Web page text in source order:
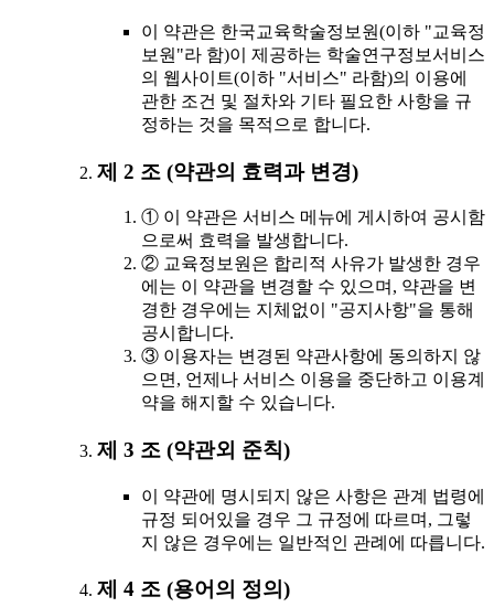
이 약관은 한국교육학술정보원(이하 "교육정
보원"라 함)이 제공하는 학술연구정보서비스
의 웹사이트(이하 "서비스" 라함)의 이용에
관한 조건 및 절차와 기타 필요한 사항을 규
정하는 것을 목적으로 합니다.
제 2 조 (약관의 효력과 변경)
① 이 약관은 서비스 메뉴에 게시하여 공시함
으로써 효력을 발생합니다.
② 교육정보원은 합리적 사유가 발생한 경우
에는 이 약관을 변경할 수 있으며, 약관을 변
경한 경우에는 지체없이 "공지사항"을 통해
공시합니다.
③ 이용자는 변경된 약관사항에 동의하지 않
으면, 언제나 서비스 이용을 중단하고 이용계
약을 해지할 수 있습니다.
제 3 조 (약관외 준칙)
이 약관에 명시되지 않은 사항은 관계 법령에
규정 되어있을 경우 그 규정에 따르며, 그렇
지 않은 경우에는 일반적인 관례에 따릅니다.
제 4 조 (용어의 정의)